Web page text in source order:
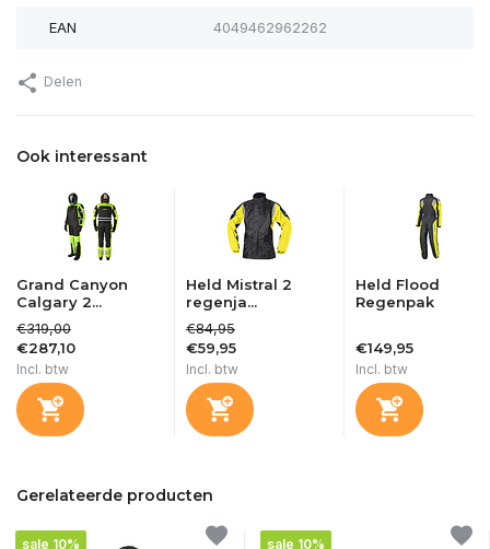
EAN 4049462962262
Delen
Ook interessant
Grand Canyon
Calgary 2...
€319,00
€287,10
Incl. btw
Held Mistral 2
regenja...
€84,95
€59,95
Incl. btw
Held Flood
Regenpak
€149,95
Incl. btw
Gerelateerde producten
sale 10% sale 10%